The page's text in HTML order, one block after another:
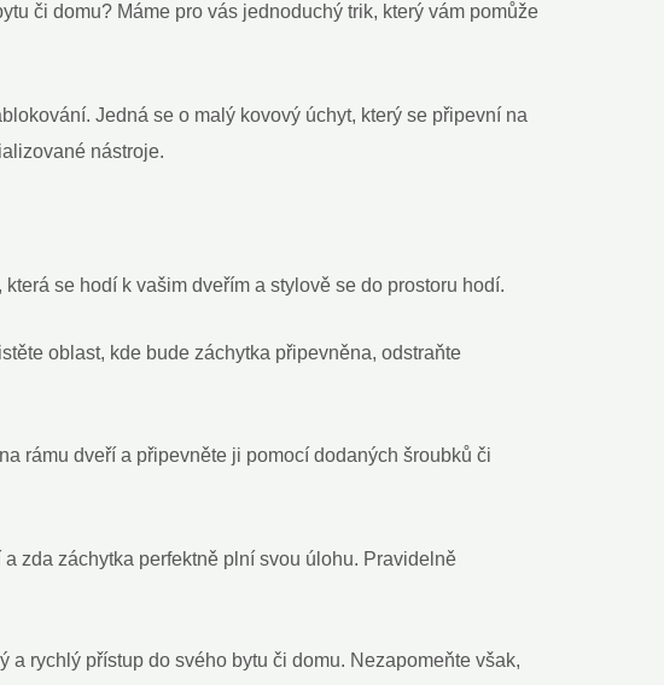
či domu? Máme pro vás jednoduchý trik, který vám pomůže
Jedná se o malý kovový úchyt, který se připevní na
nástroje.
se hodí k vašim dveřím a stylově se do prostoru hodí.
oblast, kde bude záchytka připevněna, odstraňte
rámu dveří a připevněte ji pomocí dodaných šroubků či
zda záchytka perfektně plní svou úlohu. Pravidelně
rychlý přístup do svého bytu či domu. Nezapomeňte však,